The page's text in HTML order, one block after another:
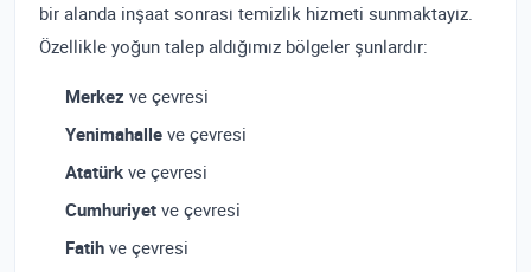
bir alanda inşaat sonrası temizlik hizmeti sunmaktayız.
Özellikle yoğun talep aldığımız bölgeler şunlardır:
Merkez ve çevresi
Yenimahalle ve çevresi
Atatürk ve çevresi
Cumhuriyet ve çevresi
Fatih ve çevresi